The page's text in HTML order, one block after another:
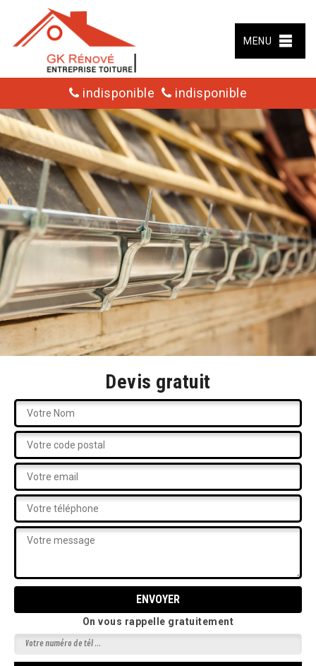
MENU
indisponible indisponible
Devis gratuit
On vous rappelle gratuitement